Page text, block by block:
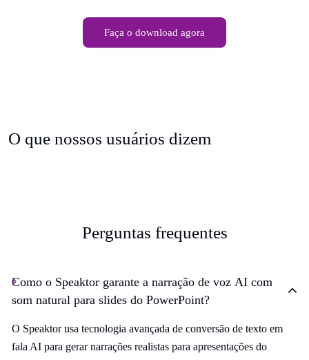
Faça o download agora
O que nossos usuários dizem
Perguntas frequentes
Como o Speaktor garante a narração de voz AI com
som natural para slides do PowerPoint?
O Speaktor usa tecnologia avançada de conversão de texto em
fala AI para gerar narrações realistas para apresentações do